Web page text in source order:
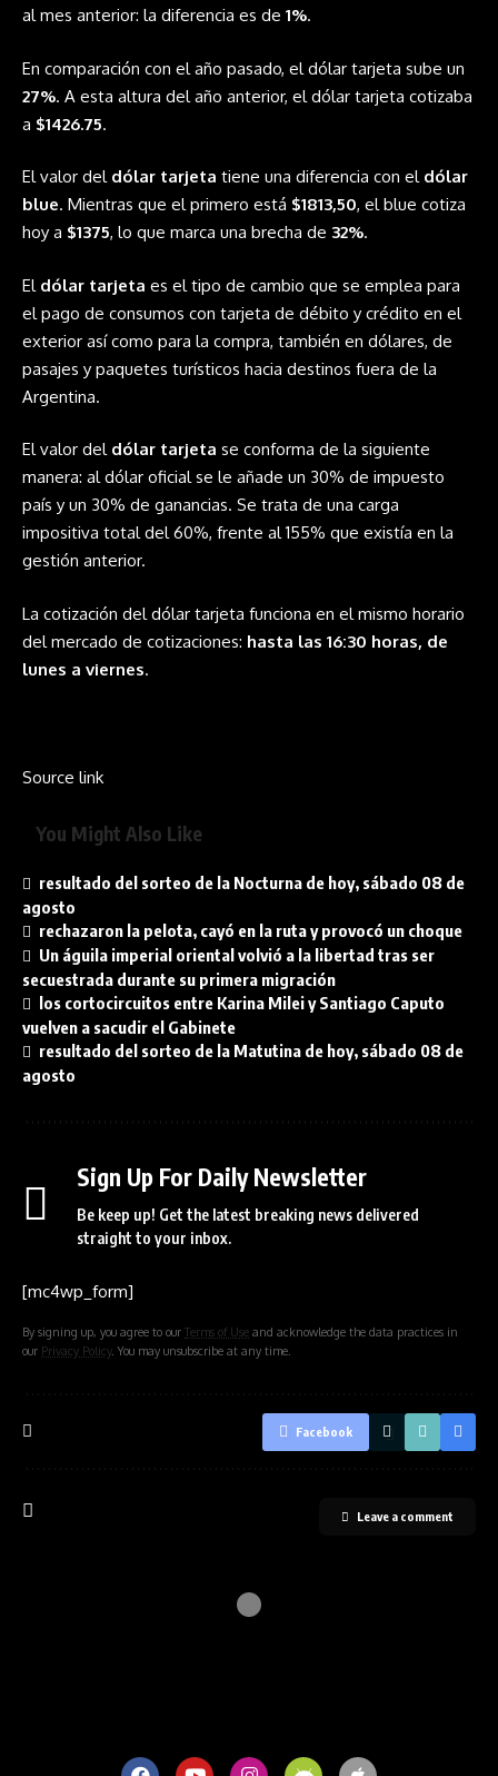
al mes anterior: la diferencia es de 1%.
En comparación con el año pasado, el dólar tarjeta sube un
27%. A esta altura del año anterior, el dólar tarjeta cotizaba
a $1426.75.
El valor del dólar tarjeta tiene una diferencia con el dólar
blue. Mientras que el primero está $1813,50, el blue cotiza
hoy a $1375, lo que marca una brecha de 32%.
El dólar tarjeta es el tipo de cambio que se emplea para
el pago de consumos con tarjeta de débito y crédito en el
exterior así como para la compra, también en dólares, de
pasajes y paquetes turísticos hacia destinos fuera de la
Argentina.
El valor del dólar tarjeta se conforma de la siguiente
manera: al dólar oficial se le añade un 30% de impuesto
país y un 30% de ganancias. Se trata de una carga
impositiva total del 60%, frente al 155% que existía en la
gestión anterior.
La cotización del dólar tarjeta funciona en el mismo horario
del mercado de cotizaciones: hasta las 16:30 horas, de
lunes a viernes.
Source link
You Might Also Like
resultado del sorteo de la Nocturna de hoy, sábado 08 de
agosto
rechazaron la pelota, cayó en la ruta y provocó un choque
Un águila imperial oriental volvió a la libertad tras ser
secuestrada durante su primera migración
los cortocircuitos entre Karina Milei y Santiago Caputo
vuelven a sacudir el Gabinete
resultado del sorteo de la Matutina de hoy, sábado 08 de
agosto
Sign Up For Daily Newsletter
Be keep up! Get the latest breaking news delivered
straight to your inbox.
[mc4wp_form]
By signing up, you agree to our Terms of Use and acknowledge the data practices in
our Privacy Policy. You may unsubscribe at any time.
Facebook
Leave a comment